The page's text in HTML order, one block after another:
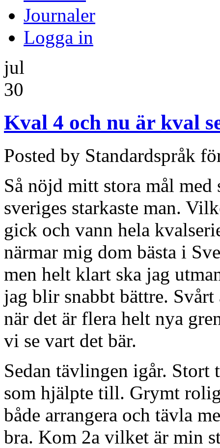
Journaler
Logga in
jul
30
Kval 4 och nu är kval
Posted by Standardspråk
Så nöjd mitt stora mål
sveriges starkaste man.
gick och vann hela
närmar mig dom bästa i
men helt klart ska jag
jag blir snabbt bättre.
när det är flera helt nya
vi se vart det bär.
Sedan tävlingen igår.
som hjälpte till. Grymt
både arrangera och tävla
bra. Kom 2a vilket är min